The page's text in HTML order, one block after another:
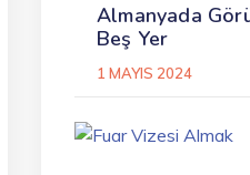
Almanyada
Beş Yer
1 MAYIS 2024